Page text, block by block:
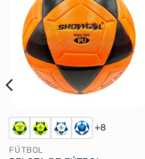
+8
FÚTBOL